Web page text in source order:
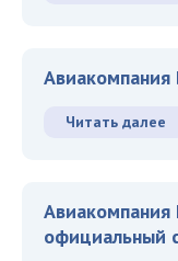
Читать далее
официальный